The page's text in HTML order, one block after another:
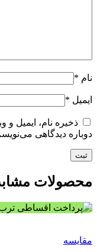
نام *
ایمیل *
ذخیره نام، ایمیل
دوباره دیدگاهی
محصولات
مقایسه